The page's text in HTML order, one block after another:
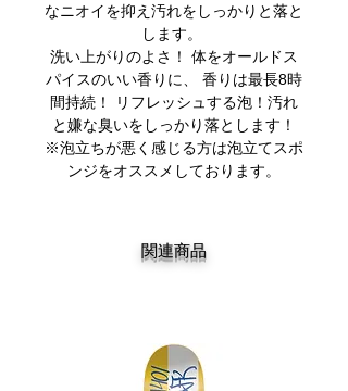
なニオイを抑え汚れをしっかりと落と
します。
洗い上がりのよさ！ 体をオールドス
パイスのいい香りに、 香りは最長8時
間持続！ リフレッシュする泡！汚れ
と嫌な臭いをしっかり落とします！
※泡立ちが悪く感じる方は泡立てスポ
ンジをオススメしております。
関連商品